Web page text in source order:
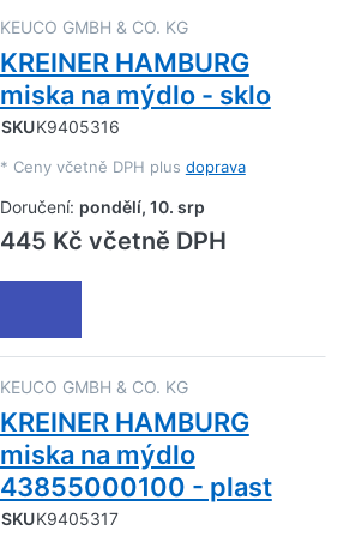
KEUCO GMBH & CO. KG
KREINER HAMBURG
miska na mýdlo - sklo
SKUK9405316
* Ceny včetně DPH plus doprava
Doručení: pondělí, 10. srp
445 Kč včetně DPH
KEUCO GMBH & CO. KG
KREINER HAMBURG
miska na mýdlo
43855000100 - plast
SKUK9405317